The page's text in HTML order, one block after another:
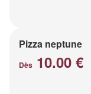
Pizza neptune
Dès 10.00 €